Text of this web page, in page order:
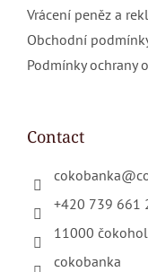
Vrácení peněz a
Obchodní
Podmínky ochrany
Contact
cokobanka@
+420 739 661
11000
cokobanka